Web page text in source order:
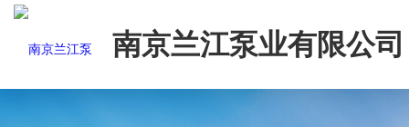
南京兰江泵业有限公司